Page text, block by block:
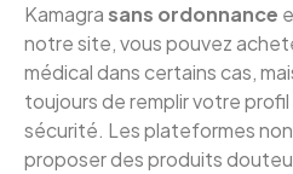
Kamagrasans ordonnance
notre site, vous pouvez
médical dans certains cas,
toujours de remplir votre
sécurité. Les plateformes
proposer des produits